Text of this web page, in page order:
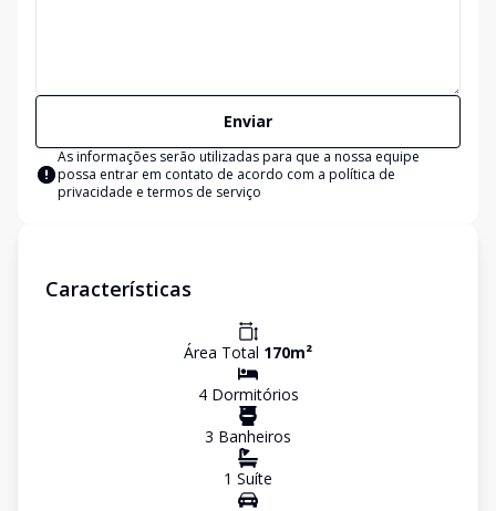
Enviar
As informações serão utilizadas para que a nossa equipe
possa entrar em contato de acordo com a política de
privacidade e termos de serviço
Características
Área Total 170m²
4Dormitórios
3 Banheiros
1 Suíte